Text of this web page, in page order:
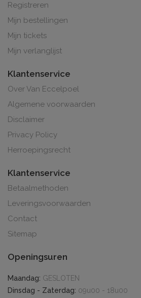
Registreren
Mijn bestellingen
Mijn tickets
Mijn verlanglijst
Klantenservice
Over Van Eccelpoel
Algemene voorwaarden
Disclaimer
Privacy Policy
Herroepingsrecht
Klantenservice
Betaalmethoden
Leveringsvoorwaarden
Contact
Sitemap
Openingsuren
Maandag: GESLOTEN
Dinsdag - Zaterdag: 09u00 - 18u00